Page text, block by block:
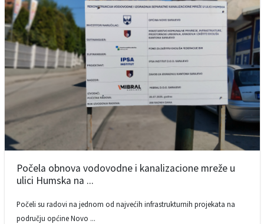
Počela obnova vodovodne i kanalizacione mreže u
ulici Humska na ...
Počeli su radovi na jednom od najvećih infrastrukturnih projekata na
području općine Novo ...